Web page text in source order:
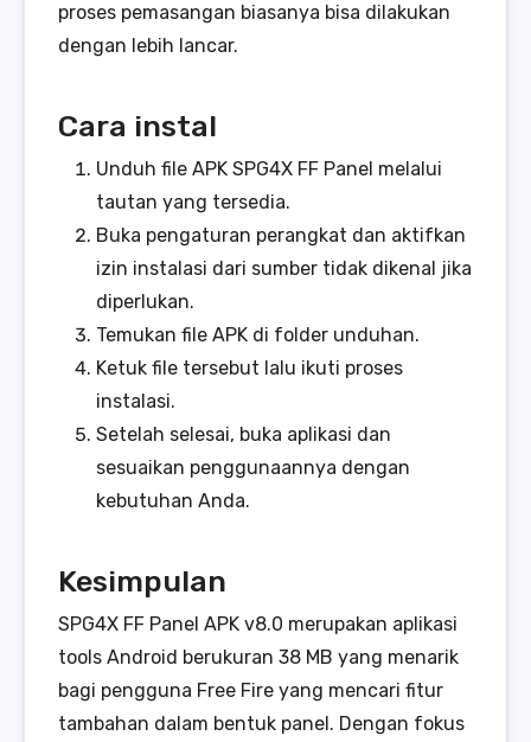
proses pemasangan biasanya bisa dilakukan
dengan lebih lancar.
Cara instal
Unduh file APK SPG4X FF Panel melalui
tautan yang tersedia.
Buka pengaturan perangkat dan aktifkan
izin instalasi dari sumber tidak dikenal jika
diperlukan.
Temukan file APK di folder unduhan.
Ketuk file tersebut lalu ikuti proses
instalasi.
Setelah selesai, buka aplikasi dan
sesuaikan penggunaannya dengan
kebutuhan Anda.
Kesimpulan
SPG4X FF Panel APK v8.0 merupakan aplikasi
tools Android berukuran 38 MB yang menarik
bagi pengguna Free Fire yang mencari fitur
tambahan dalam bentuk panel. Dengan fokus